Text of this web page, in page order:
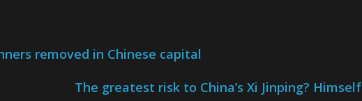
removed in Chinese capital
The greatest risk to China’s Xi Jinping? Himself